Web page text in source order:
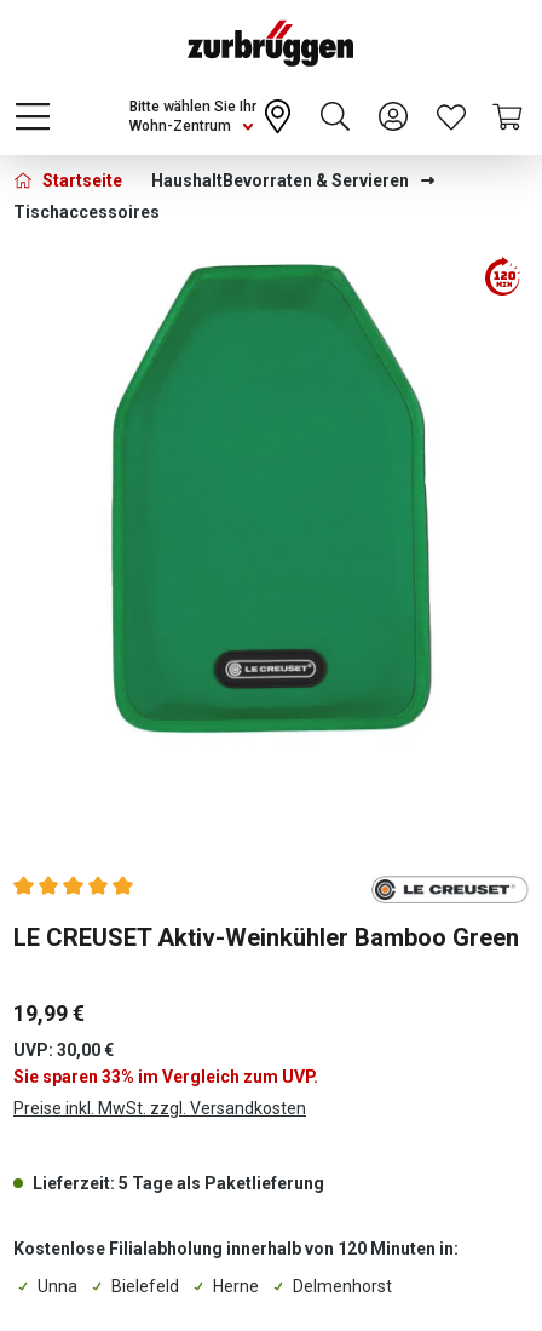
Choose a different country or region to see
content for your location and shop online
CONTINUE
Wohn-Zentrum
Bitte wählen Sie Ihr
Startseite HaushaltBevorraten & Servieren
Tischaccessoires
Bildergalerie überspringen
Durchschnittliche Bewertung von 5 von 5 Sternen
LE CREUSET Aktiv-Weinkühler Bamboo Green
19,99 €
UVP: 30,00 €
Sie sparen 33% im Vergleich zum UVP.
Preise inkl. MwSt. zzgl. Versandkosten
Lieferzeit: 5 Tage als Paketlieferung
Kostenlose Filialabholung innerhalb von 120 Minuten in:
Unna
Bielefeld Herne Delmenhorst